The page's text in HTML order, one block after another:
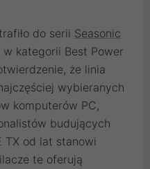
do serii Seasonic
w kategorii Best Power
że linia
wybieranych
komputerów PC,
budujących
TX od lat stanowi
te oferują